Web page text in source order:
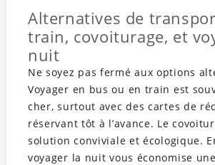
Alternatives de
train, covoiturage, et
nuit
Ne soyez pas fermé aux options
Voyager en bus ou en train est
cher, surtout avec des cartes de
réservant tôt à l’avance. Le
solution conviviale et écologique.
voyager la nuit vous économise